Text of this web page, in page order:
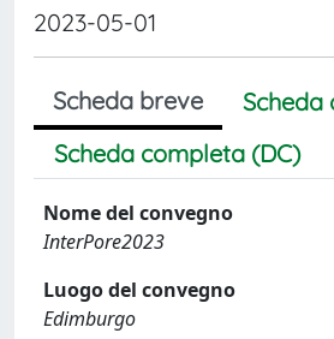
2023-05-01
Scheda breve
Scheda
Scheda completa (DC)
Nome del convegno
InterPore2023
Luogo del convegno
Edimburgo